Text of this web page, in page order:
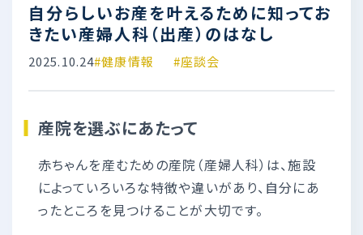
自分らしいお産を叶えるために知ってお
きたい産婦人科（出産）のはなし
2025.10.24#健康情報 #座談会
産院を選ぶにあたって
赤ちゃんを産むための産院（産婦人科）は、施設
によっていろいろな特徴や違いがあり、自分にあ
ったところを見つけることが大切です。